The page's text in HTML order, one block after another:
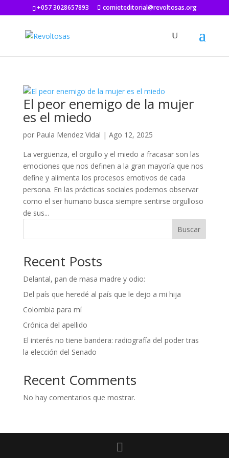
+057 3028657893 comieteditorial@revoltosas.org
El peor enemigo de la mujer
es el miedo
por Paula Mendez Vidal | Ago 12, 2025
La vergüenza, el orgullo y el miedo a fracasar son las
emociones que nos definen a la gran mayoría que nos
define y alimenta los procesos emotivos de cada
persona. En las prácticas sociales podemos observar
como el ser humano busca siempre sentirse orgulloso
de sus...
Buscar
Recent Posts
Delantal, pan de masa madre y odio:
Del país que heredé al país que le dejo a mi hija
Colombia para mí
Crónica del apellido
El interés no tiene bandera: radiografía del poder tras
la elección del Senado
Recent Comments
No hay comentarios que mostrar.